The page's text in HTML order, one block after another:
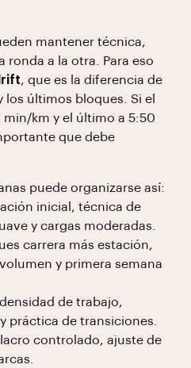
mantener técnica,
ronda a la otra. Para eso
, que es la diferencia de
últimos bloques. Si el
km y el último a 5:50
que debe
puede organizarse así:
inicial, técnica de
y cargas moderadas.
carrera más estación,
y primera semana
de trabajo,
práctica de transiciones.
controlado, ajuste de